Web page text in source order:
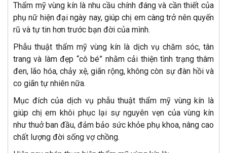
Thẩm mỹ vùng kín là nhu cầu chính đáng và cần thiết của
phụ nữ hiện đại ngày nay, giúp chị em càng trở nên quyến
rũ và tự tin hơn trước bạn đời của mình.
Phẫu thuật thẩm mỹ vùng kín là dịch vụ chăm sóc, tân
trang và làm đẹp “cô bé” nhằm cải thiện tình trạng thâm
đen, lão hóa, chảy xệ, giãn rộng, không còn sự đàn hồi và
co giãn tự nhiên nữa.
Mục đích của dịch vụ phẫu thuật thẩm mỹ vùng kín là
giúp chị em khôi phục lại sự nguyên vẹn của vùng kín
như thuở ban đầu, đảm bảo sức khỏe phụ khoa, nâng cao
chất lượng đời sống vợ chồng.